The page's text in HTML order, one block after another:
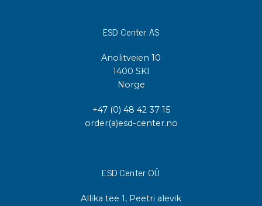
ESD Center AS
Anolitveien 10
1400 SKI
Norge
+47 (0) 48 42 37 15
order(a)esd-center.no
ESD Center OÜ
Allika tee 1, Peetri alevik